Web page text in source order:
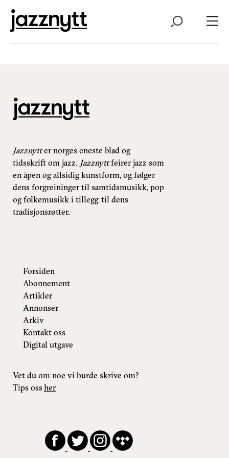
Jazznytter norges eneste blad og
tidsskrift om jazz. Jazznyttfeirer jazz som
en åpen og allsidig kunstform, og følger
dens forgreininger til samtidsmusikk, pop
og folkemusikk i tillegg til dens
tradisjonsrøtter.
Forsiden
Abonnement
Artikler
Annonser
Arkiv
Kontakt oss
Digital utgave
Vet du om noe vi burde skrive om?
Tips ossher